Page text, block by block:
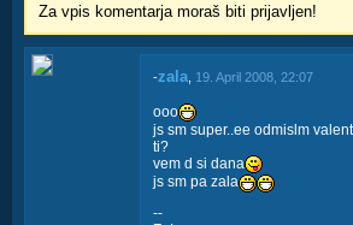
Za vpis komentarja moraš biti prijavljen!
-zala 19. April 2008, 22:07
ooo
js sm super..ee odmislm
ti?
vem d si dana
js sm pa zala
--